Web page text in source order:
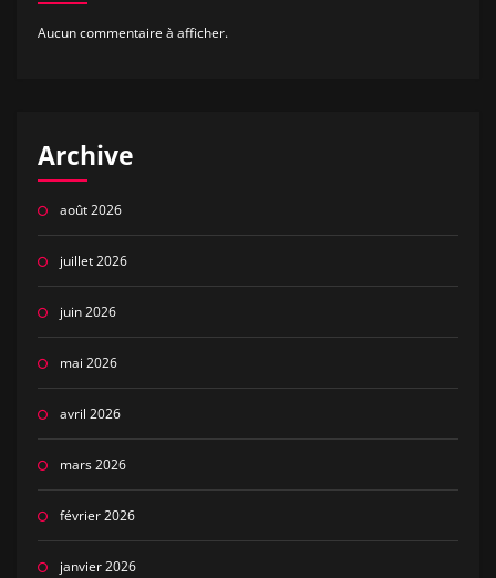
Aucun commentaire à afficher.
Archive
août 2026
juillet 2026
juin 2026
mai 2026
avril 2026
mars 2026
février 2026
janvier 2026